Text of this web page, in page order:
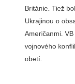
Británie. Tiež
Ukrajinou o
Američanmi.
vojnového
obetí.